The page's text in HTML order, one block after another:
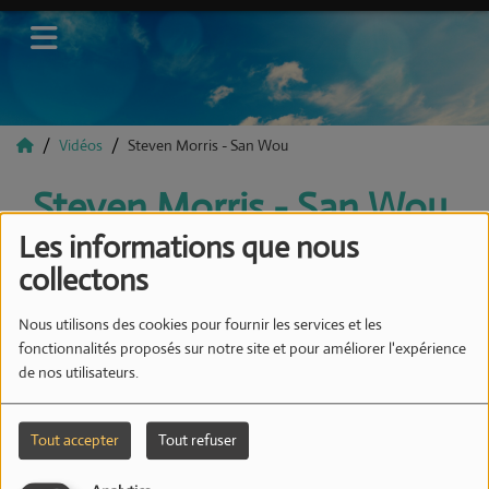
Les informations que nous
collectons
Nous utilisons des cookies pour fournir les services et les
fonctionnalités proposés sur notre site et pour améliorer l'expérience
de nos utilisateurs.
Tout accepter Tout refuser
Vidéos Steven Morris - San Wou
Steven Morris - San Wou